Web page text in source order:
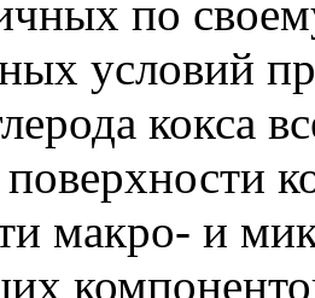
по
условий
кокса
макро- и